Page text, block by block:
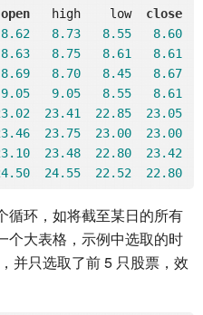
open
   high    low
close
8.62 8.73 8.55
8.60
8.63 8.75 8.61
8.61
8.69 8.70 8.45
8.67
9.05 9.05 8.55
8.61
23.41 22.85
23.05
23.75 23.00
23.00
23.48 22.80
23.42
24.55 22.52 22.80
循环，如将截至某日的所有
个大表格，示例中选取的时
并只选取了前 5 只股票，效